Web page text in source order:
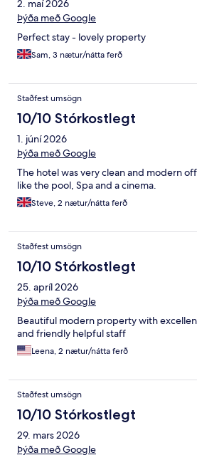
2. maí 2026
Þýða með Google
Perfect stay - lovely property
Sam, 3 nætur/nátta ferð
Staðfest umsögn
10/10 Stórkostlegt
1. júní 2026
Þýða með Google
The hotel was very clean and modern
like the pool, Spa and a cinema.
Steve, 2 nætur/nátta ferð
Staðfest umsögn
10/10 Stórkostlegt
25. apríl 2026
Þýða með Google
Beautiful modern property with
and friendly helpful staff
Leena, 2 nætur/nátta ferð
Staðfest umsögn
10/10 Stórkostlegt
29. mars 2026
Þýða með Google